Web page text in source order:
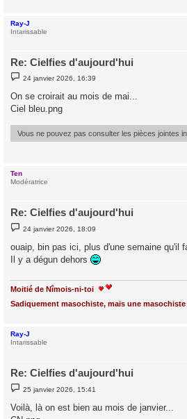
Ray-J
Intarissable
Re: Cielfies d'aujourd'hui
M
e
s
a
e
24 janvier 2026, 16:39
On se croirait au mois de mai...
Ciel bleu.png
Vous ne pouvez pas consulter les pièces jointes
Ten
Modératrice
Re: Cielfies d'aujourd'hui
M
e
s
a
24 janvier 2026, 18:09
ouaip, bin pas ici, plus d'une semaine qu'il
Il y a dégun dehors
Moitié de Nîmois-ni-toi
Sadiquement masochiste, mais une
Ray-J
Intarissable
Re: Cielfies d'aujourd'hui
M
e
s
s
25 janvier 2026, 15:41
Voilà, là on est bien au mois de janvier...